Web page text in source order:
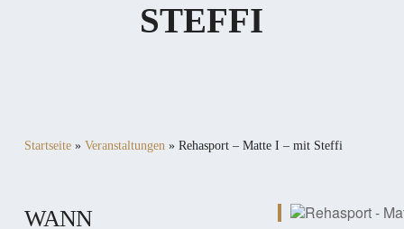
STEFFI
Startseite» Veranstaltungen» Rehasport – Matte I – mit Steffi
WANN